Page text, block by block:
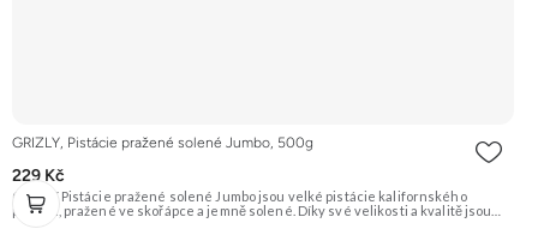
GRIZLY, Pistácie pražené solené Jumbo, 500g
229 Kč
GRIZLY Pistácie pražené solené Jumbo jsou velké pistácie kalifornského
původu, pražené ve skořápce a jemně solené. Díky své velikosti a kvalitě jsou